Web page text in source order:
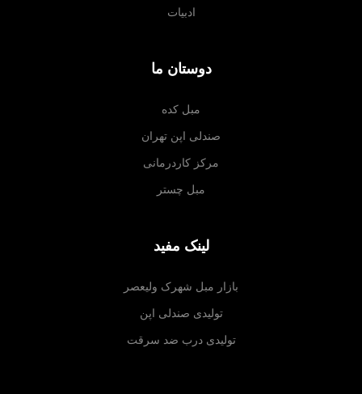
ادبیات
دوستان ما
مبل کده
صندلی اپن تهران
مرکز کاردرمانی
مبل چستر
لینک مفید
بازار مبل شهرک ولیعصر
تولیدی صندلی اپن
تولیدی درب ضد سرقت